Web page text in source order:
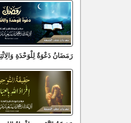
رَمَضَانُ دَعْوَةٌ لِلْوَحْدَةِ